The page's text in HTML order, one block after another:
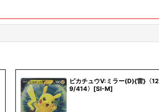
ピカチュウV:ミラー(D){雷}〈12
9/414〉[SI-M]